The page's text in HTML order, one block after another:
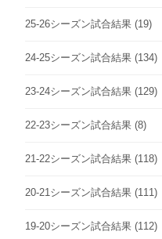
25-26シーズン試合結果 (19)
24-25シーズン試合結果 (134)
23-24シーズン試合結果 (129)
22-23シーズン試合結果 (8)
21-22シーズン試合結果 (118)
20-21シーズン試合結果 (111)
19-20シーズン試合結果 (112)